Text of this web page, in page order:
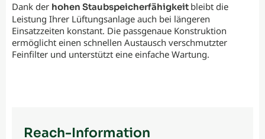
Dank der hohen Staubspeicherfähigkeit bleibt die
Leistung Ihrer Lüftungsanlage auch bei längeren
Einsatzzeiten konstant. Die passgenaue Konstruktion
ermöglicht einen schnellen Austausch verschmutzter
Feinfilter und unterstützt eine einfache Wartung.
Reach-Information